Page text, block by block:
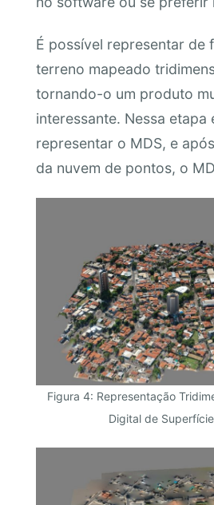
É possível representar de
terreno mapeado
tornando-o um produto
interessante. Nessa etapa
representar o MDS, e
da nuvem de pontos, o
Figura 4: Representação
Digital de